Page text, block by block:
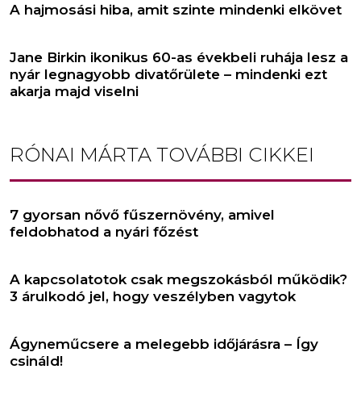
A hajmosási hiba, amit szinte mindenki elkövet
Jane Birkin ikonikus 60-as évekbeli ruhája lesz a
nyár legnagyobb divatőrülete – mindenki ezt
akarja majd viselni
RÓNAI MÁRTA TOVÁBBI CIKKEI
7 gyorsan nővő fűszernövény, amivel
feldobhatod a nyári főzést
A kapcsolatotok csak megszokásból működik?
3 árulkodó jel, hogy veszélyben vagytok
Ágyneműcsere a melegebb időjárásra – Így
csináld!